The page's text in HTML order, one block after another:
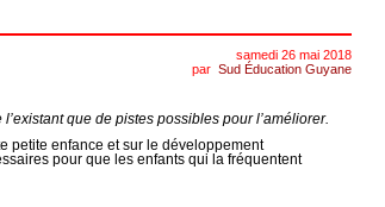
samedi 26 mai 2018
par Sud Éducation Guyane
que de pistes possibles pour l’améliorer.
petite enfance et sur le développement
pour que les enfants qui la fréquentent